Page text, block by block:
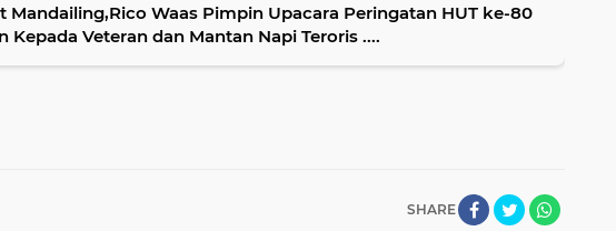
Mandailing,Rico Waas Pimpin Upacara Peringatan HUT ke-80
Kepada Veteran dan Mantan Napi Teroris ....
SHARE